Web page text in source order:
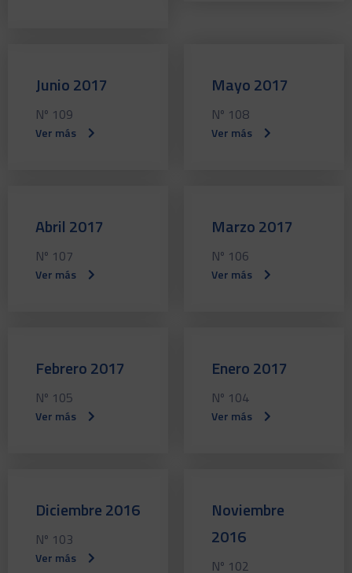
Junio 2017
Nº 109
Ver más
Mayo 2017
Nº 108
Ver más
Abril 2017
Nº 107
Ver más
Marzo 2017
Nº 106
Ver más
Febrero 2017
Nº 105
Ver más
Enero 2017
Nº 104
Ver más
Diciembre 2016
Nº 103
Ver más
Noviembre
2016
Nº 102